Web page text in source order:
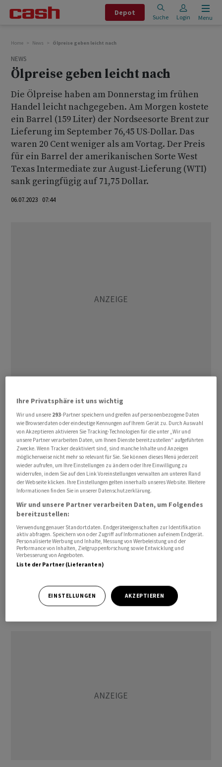
Depot
Suche Login Menu
Home News Ölpreise geben leicht nach
NEWS
Ölpreise geben leicht nach
Die Ölpreise haben am Donnerstag im frühen
Handel leicht nachgegeben. Am Morgen kostete
ein Barrel (159 Liter) der Nordseesorte Brent zur
Lieferung im September 76,45 US-Dollar. Das
waren 20 Cent weniger als am Vortag. Der Preis
für ein Barrel der amerikanischen Sorte West
Texas Intermediate zur August-Lieferung (WTI)
sank geringfügig auf 71,75 Dollar.
06.07.2023 07:44
neue Lagerdaten aus den USA achten. Am Nachmittag
gibt das Energieministerium seine wöchentlichen
Zahlen bekannt. Wegen des Nationalfeiertags am
Dienstag findet die Veröffentlichung einen Tag später
als üblich statt. Nach Zahlen des Branchenverbands
American Petroleum Institute (API) vom
Mittwochabend sind die landesweiten Bestände in der
vergangenen Woche spürbar gesunken.
Grundsätzlich bleibt die Lage am Ölmarkt bestimmt
durch Konjunktursorgen auf der Nachfrageseite und ein
knapper werdendes Angebot. Anfang der Woche hatte
der grosse Erdölförderer Saudi-Arabien seine
Produktionskürzungen zeitlich verlängert, Russland
Damit stemmen sich die beiden Länder, die gemeinsam
den grossen Verbund Opec+ anführen, gegen die
Ihre Privatsphäre ist uns wichtig
Wir und unsere 293-Partner speichern und greifen auf personenbezogene Daten
wie Browserdaten oder eindeutige Kennungen auf Ihrem Gerät zu. Durch Auswahl
von Akzeptieren aktivieren Sie Tracking-Technologien für die unter „Wir und
unsere Partner verarbeiten Daten, um Ihnen Dienste bereitzustellen“ aufgeführten
Zwecke. Wenn Tracker deaktiviert sind, sind manche Inhalte und Anzeigen
möglicherweise nicht mehr so relevant für Sie. Sie können dieses Menü jederzeit
wieder aufrufen, um Ihre Einstellungen zu ändern oder Ihre Einwilligung zu
widerrufen, indem Sie auf den Link Voreinstellungen verwalten am unteren Rand
der Webseite klicken. Ihre Einstellungen gelten innerhalb unseres Website. Weitere
Informationen finden Sie in unserer Datenschutzerklärung.
Wir und unsere Partner verarbeiten Daten, um Folgendes
bereitzustellen:
Verwendung genauer Standortdaten. Endgeräteeigenschaften zur Identifikation
aktiv abfragen. Speichern von oder Zugriff auf Informationen auf einem Endgerät.
Personalisierte Werbung und Inhalte, Messung von Werbeleistung und der
Performance von Inhalten, Zielgruppenforschung sowie Entwicklung und
Verbesserung von Angeboten.
Liste der Partner (Lieferanten)
EINSTELLUNGEN AKZEPTIEREN